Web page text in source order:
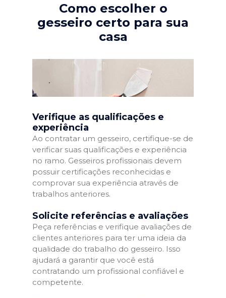
Como escolher o
gesseiro certo para sua
casa
Verifique as qualificações e
experiência
Ao contratar um gesseiro, certifique-se de
verificar suas qualificações e experiência
no ramo. Gesseiros profissionais devem
possuir certificações reconhecidas e
comprovar sua experiência através de
trabalhos anteriores.
Solicite referências e avaliações
Peça referências e verifique avaliações de
clientes anteriores para ter uma ideia da
qualidade do trabalho do gesseiro. Isso
ajudará a garantir que você está
contratando um profissional confiável e
competente.